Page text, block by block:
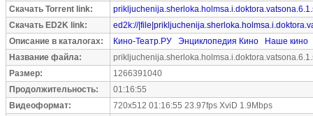
Скачать Torrent link:
Скачать ED2K link:
ed2k://
Описание в каталогах:
Кино-Театр.РУ Энциклопедия Кино
Наше кино
Название файла:
Размер:
1266391040
Продолжительность:
01:16:55
Видеоформат:
720x512 01:16:55 23.97fps XviD 1.9Mbps